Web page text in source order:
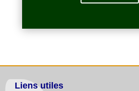
Liens utiles